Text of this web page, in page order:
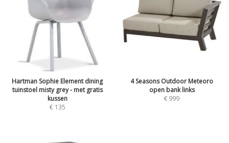
Hartman Sophie Element dining
tuinstoel misty grey - met gratis
kussen
€ 135
4 Seasons Outdoor Meteoro
open bank links
€999